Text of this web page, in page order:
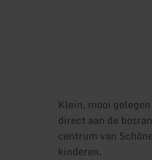
Klein, mooi
direct aan de
centrum van
kinderen.